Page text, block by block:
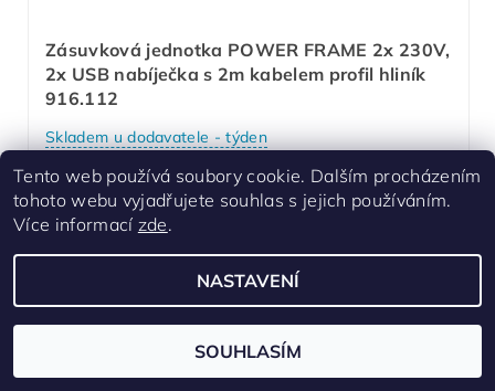
Zásuvková jednotka POWER FRAME 2x 230V,
2x USB nabíječka s 2m kabelem profil hliník
916.112
Skladem u dodavatele - týden
Zásuvková jednotka pro systém zásuvek
POWER FRAME a POWER FRAME COVER.
Pro 3 násobné rámečky.
2x USB nabíječka (5,2V / 3,15A).
Profil z eloxovaného hliníku pro lepší chlazení
a vzhled.
Tento web používá soubory cookie. Dalším procházením
tohoto webu vyjadřujete souhlas s jejich používáním.
Více informací zde.
NASTAVENÍ
SOUHLASÍM